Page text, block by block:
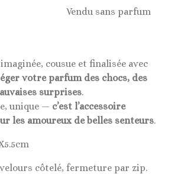
Vendu sans parfum
cousue et finalisée avec
votre parfum des chocs, des
surprises.
unique — c’est l’accessoire
les amoureux de belles senteurs.
côtelé, fermeture par zip.